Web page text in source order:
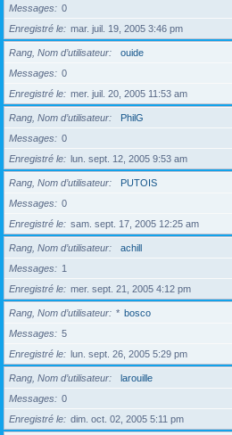
Messages
0
Enregistré le
mar. juil. 19, 2005 3:46 pm
Rang, Nom d’utilisateur
ouide
Messages
0
Enregistré le
mer. juil. 20, 2005 11:53 am
Rang, Nom d’utilisateur
PhilG
Messages
0
Enregistré le
lun. sept. 12, 2005 9:53 am
Rang, Nom d’utilisateur
PUTOIS
Messages
0
Enregistré le
sam. sept. 17, 2005 12:25 am
Rang, Nom d’utilisateur
achill
Messages
1
Enregistré le
mer. sept. 21, 2005 4:12 pm
Rang, Nom d’utilisateur * bosco
Messages
5
Enregistré le
lun. sept. 26, 2005 5:29 pm
Rang, Nom d’utilisateur
larouille
Messages
0
Enregistré le
dim. oct. 02, 2005 5:11 pm